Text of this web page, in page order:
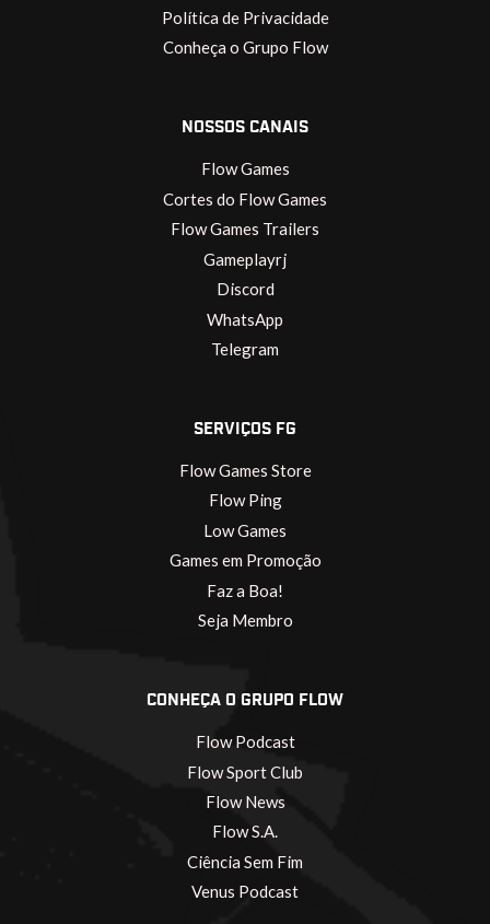
Política de Privacidade
Conheça o Grupo Flow
NOSSOS CANAIS
Flow Games
Cortes do Flow Games
Flow Games Trailers
Gameplayrj
Discord
WhatsApp
Telegram
SERVIÇOS FG
Flow Games Store
Flow Ping
Low Games
Games em Promoção
Faz a Boa!
Seja Membro
CONHEÇA O GRUPO FLOW
Flow Podcast
Flow Sport Club
Flow News
Flow S.A.
Ciência Sem Fim
Venus Podcast